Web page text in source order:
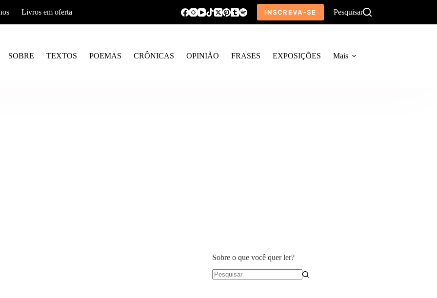
Livros em oferta INSCREVA-SE Pesquisar
SOBRE TEXTOS POEMAS CRÔNICAS OPINIÃO FRASES EXPOSIÇÕES Mais
Sobre o que você quer ler?